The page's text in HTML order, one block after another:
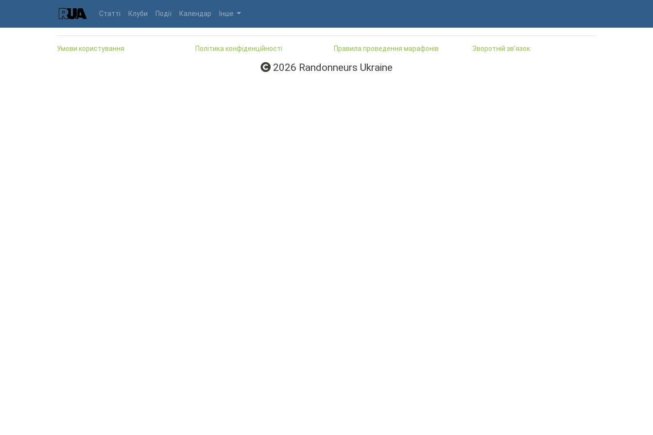
Статті Клуби Події Календар Інше
Умови користування Політика конфіденційності Правила проведення марафонів Зворотній зв'язок
2026 Randonneurs Ukraine